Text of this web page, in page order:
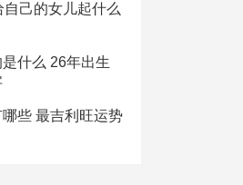
己的女儿起什么
什么 26年出生
些 最吉利旺运势